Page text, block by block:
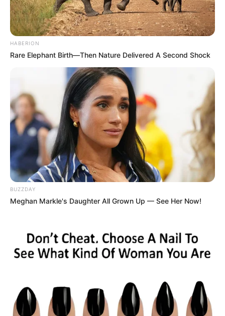
HABERION
Rare Elephant Birth—Then Nature Delivered A Second Shock
BUZZDAY
Meghan Markle's Daughter All Grown Up — See Her Now!